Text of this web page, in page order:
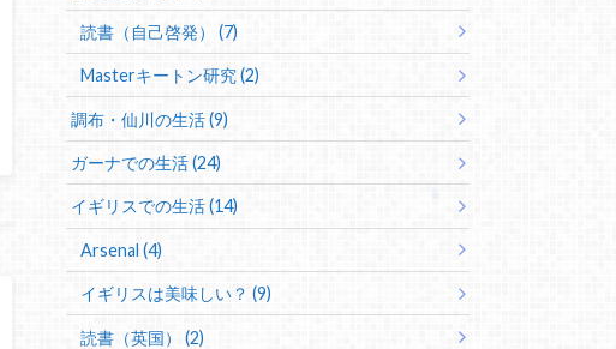
読書（自己啓発） (7)
Masterキートン研究 (2)
調布・仙川の生活 (9)
ガーナでの生活 (24)
イギリスでの生活 (14)
Arsenal (4)
イギリスは美味しい？ (9)
読書（英国） (2)